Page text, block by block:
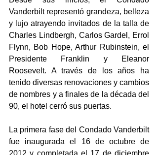
Vanderbilt representó grandeza, belleza
y lujo atrayendo invitados de la talla de
Charles Lindbergh, Carlos Gardel, Errol
Flynn, Bob Hope, Arthur Rubinstein, el
Presidente Franklin y Eleanor
Roosevelt. A través de los años ha
tenido diversas renovaciones y cambios
de nombres y a finales de la década del
90, el hotel cerró sus puertas.
La primera fase del Condado Vanderbilt
fue inaugurada el 16 de octubre de